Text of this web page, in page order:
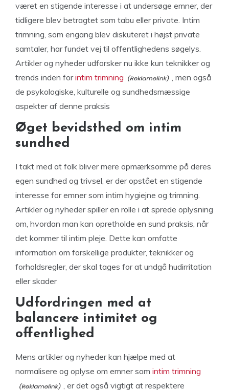
været en stigende interesse i at undersøge emner, der
tidligere blev betragtet som tabu eller private. Intim
trimning, som engang blev diskuteret i højst private
samtaler, har fundet vej til offentlighedens søgelys.
Artikler og nyheder udforsker nu ikke kun teknikker og
trends inden forintim trimning
, men også
de psykologiske, kulturelle og sundhedsmæssige
aspekter af denne praksis
Øget bevidsthed om intim
sundhed
I takt med at folk bliver mere opmærksomme på deres
egen sundhed og trivsel, er der opstået en stigende
interesse for emner som intim hygiejne og trimning.
Artikler og nyheder spiller en rolle i at sprede oplysning
om, hvordan man kan opretholde en sund praksis, når
det kommer til intim pleje. Dette kan omfatte
information om forskellige produkter, teknikker og
forholdsregler, der skal tages for at undgå hudirritation
eller skader
Udfordringen med at
balancere intimitet og
offentlighed
Mens artikler og nyheder kan hjælpe med at
normalisere og oplyse om emner som intim trimning
, er det også vigtigt at respektere